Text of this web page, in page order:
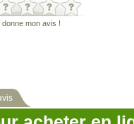
donne mon avis !